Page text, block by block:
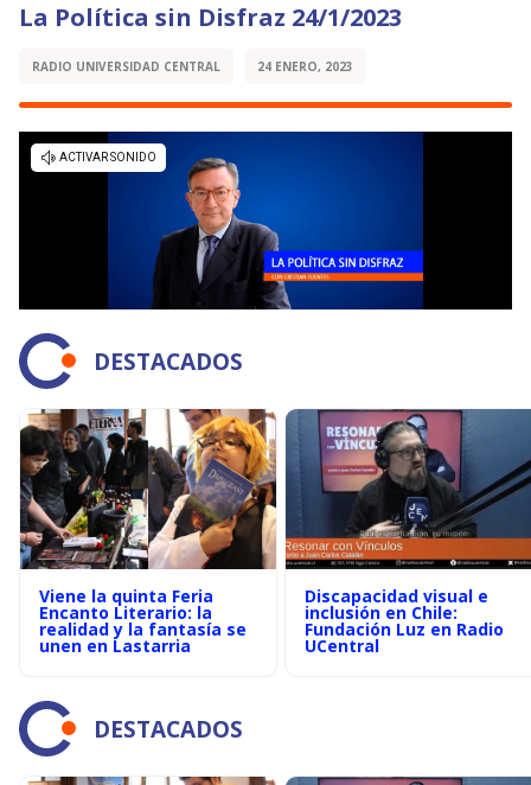
La Política sin Disfraz 24/1/2023
RADIO UNIVERSIDAD CENTRAL 24 ENERO, 2023
DESTACADOS
Viene la quinta Feria
Encanto Literario: la
realidad y la fantasía se
unen en Lastarria
Discapacidad visual e
inclusión en Chile:
Fundación Luz en Radio
UCentral
DESTACADOS